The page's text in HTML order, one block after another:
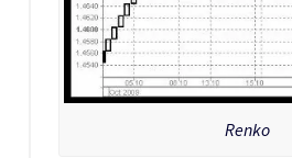
Renko